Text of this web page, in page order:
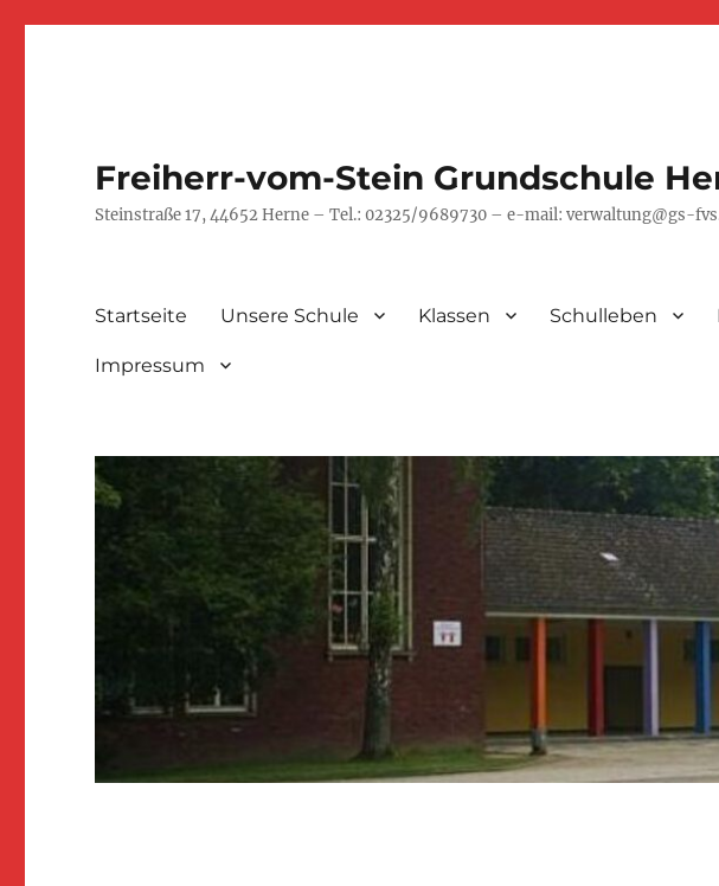
Freiherr-vom-Stein Grundschule
Steinstraße 17, 44652 Herne – Tel.: 02325/9689730 – e-mail: verwaltung@gs-
Startseite Unsere Schule Klassen Schulleben
Impressum